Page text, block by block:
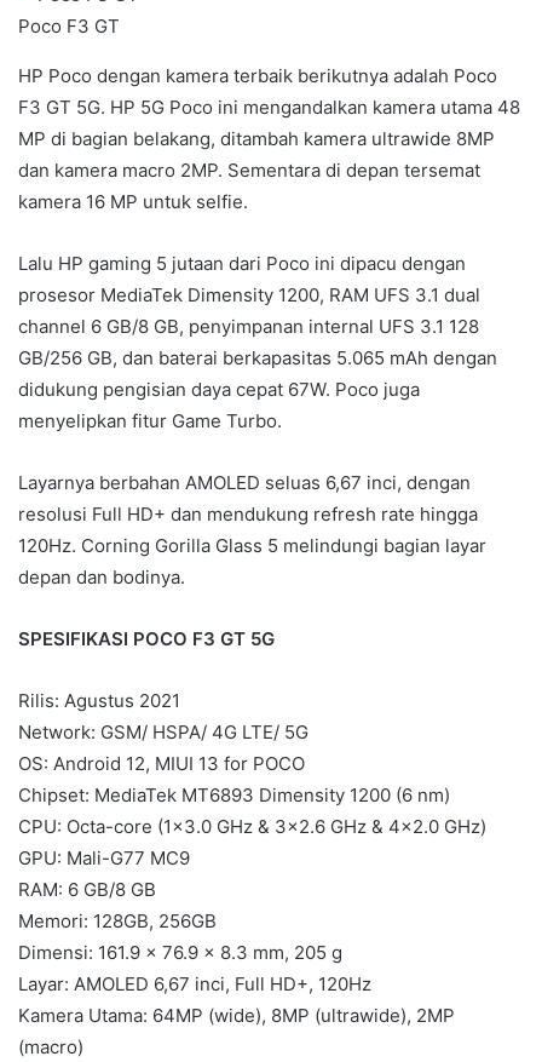
Poco F3 GT
HP Poco dengan kamera terbaik berikutnya adalah Poco
F3 GT 5G. HP 5G Poco ini mengandalkan kamera utama 48
MP di bagian belakang, ditambah kamera ultrawide 8MP
dan kamera macro 2MP. Sementara di depan tersemat
kamera 16 MP untuk selfie.
Lalu HP gaming 5 jutaan dari Poco ini dipacu dengan
prosesor MediaTek Dimensity 1200, RAM UFS 3.1 dual
channel 6 GB/8 GB, penyimpanan internal UFS 3.1 128
GB/256 GB, dan baterai berkapasitas 5.065 mAh dengan
didukung pengisian daya cepat 67W. Poco juga
menyelipkan fitur Game Turbo.
Layarnya berbahan AMOLED seluas 6,67 inci, dengan
resolusi Full HD+ dan mendukung refresh rate hingga
120Hz. Corning Gorilla Glass 5 melindungi bagian layar
depan dan bodinya.
SPESIFIKASI POCO F3 GT 5G
Rilis: Agustus 2021
Network: GSM/ HSPA/ 4G LTE/ 5G
OS: Android 12, MIUI 13 for POCO
Chipset: MediaTek MT6893 Dimensity 1200 (6 nm)
CPU: Octa-core (1×3.0 GHz & 3×2.6 GHz & 4×2.0 GHz)
GPU: Mali-G77 MC9
RAM: 6 GB/8 GB
Memori: 128GB, 256GB
Dimensi: 161.9 x 76.9 x 8.3 mm, 205 g
Layar: AMOLED 6,67 inci, Full HD+, 120Hz
Kamera Utama: 64MP (wide), 8MP (ultrawide), 2MP
(macro)